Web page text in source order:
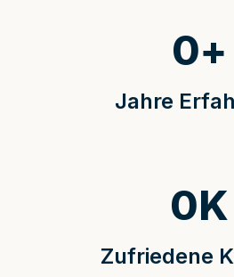
Jahre
0+
Zufriedene
0K